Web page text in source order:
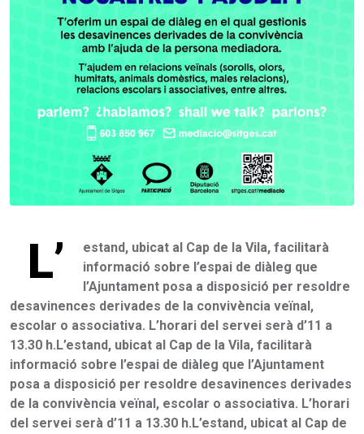
L’
estand, ubicat al Cap de la Vila, facilitarà
informació sobre l’espai de diàleg que
l’Ajuntament posa a disposició per resoldre
desavinences derivades de la convivència veïnal,
escolar o associativa. L’horari del servei serà d’11 a
13.30 h.L’estand, ubicat al Cap de la Vila, facilitarà
informació sobre l’espai de diàleg que l’Ajuntament
posa a disposició per resoldre desavinences derivades
de la convivència veïnal, escolar o associativa. L’horari
del servei serà d’11 a 13.30 h.L’estand, ubicat al Cap de